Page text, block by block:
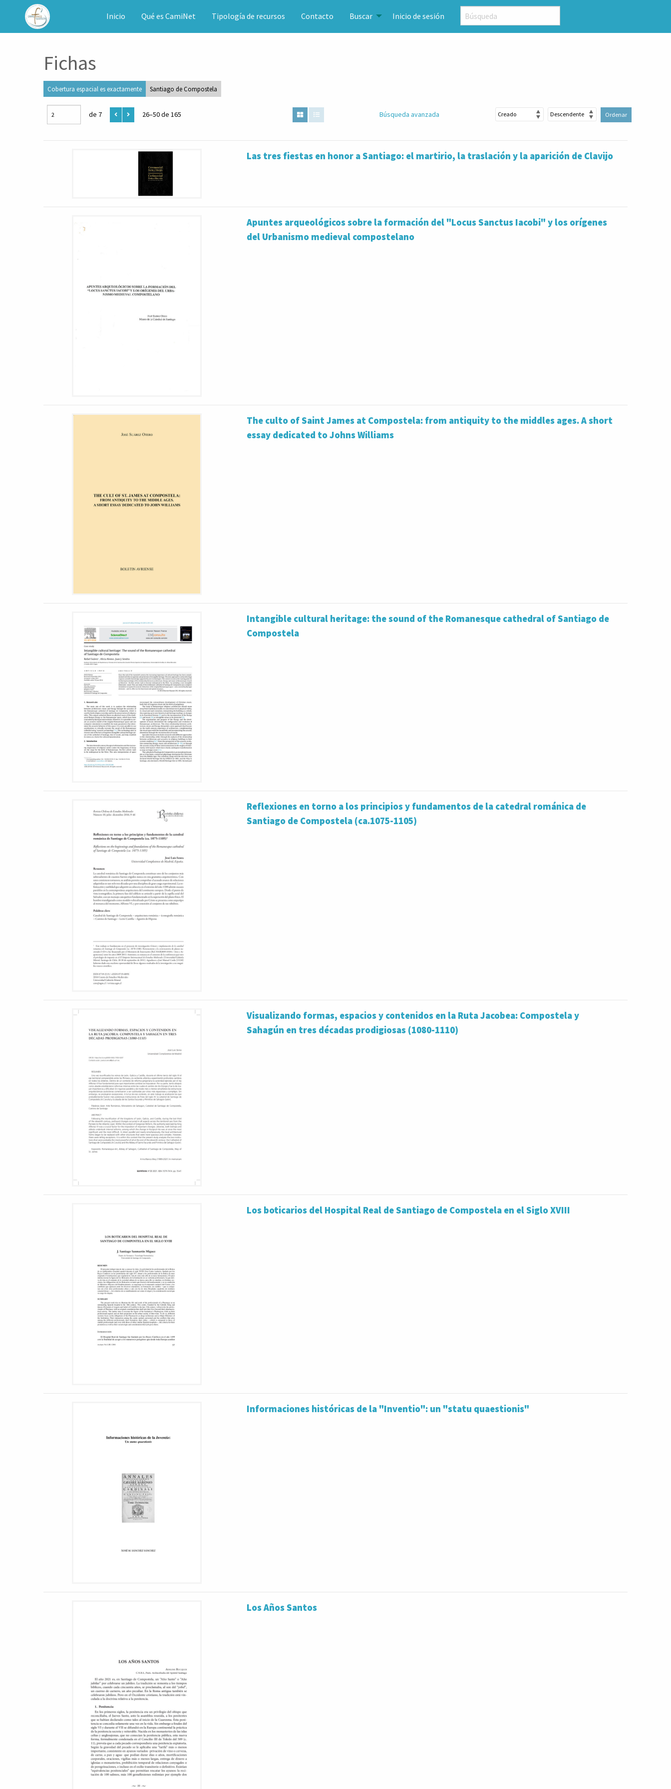
CAMINET Inicio Qué es CamiNet Tipología de recursos Contacto Buscar Inicio de sesión
Fichas
Cobertura espacial es exactamente Santiago de Compostela
de 7 26–50 de 165 Búsqueda avanzada Ordenar
Las tres fiestas en honor a Santiago: el martirio, la traslación y la aparición de Clavijo
Apuntes arqueológicos sobre la formación del "Locus Sanctus Iacobi" y los orígenes
del Urbanismo medieval compostelano
The culto of Saint James at Compostela: from antiquity to the middles ages. A short
essay dedicated to Johns Williams
Intangible cultural heritage: the sound of the Romanesque cathedral of Santiago de
Compostela
Reflexiones en torno a los principios y fundamentos de la catedral románica de
Santiago de Compostela (ca.1075-1105)
Visualizando formas, espacios y contenidos en la Ruta Jacobea: Compostela y
Sahagún en tres décadas prodigiosas (1080-1110)
Los boticarios del Hospital Real de Santiago de Compostela en el Siglo XVIII
Informaciones históricas de la "Inventio": un "statu quaestionis"
Los Años Santos